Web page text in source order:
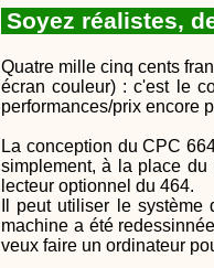
Soyez réalistes,
Quatre mille cinq cents
écran couleur) : c'est le
performances/prix encore
La conception du CPC
simplement, à la place
lecteur optionnel du 464.
Il peut utiliser le
machine a été
veux faire un ordinateur